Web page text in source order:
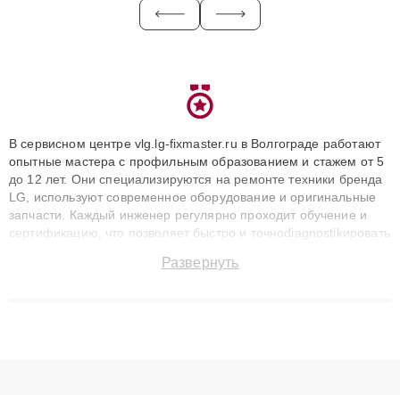
В сервисном центре vlg.lg-fixmaster.ru в Волгограде работают
опытные мастера с профильным образованием и стажем от 5
до 12 лет. Они специализируются на ремонте техники бренда
LG, используют современное оборудование и оригинальные
запчасти. Каждый инженер регулярно проходит обучение и
сертификацию, что позволяет быстро и точноdiagnostikировать
до 3 лет. Наши мастера решают сложные случаи: от замены
Развернуть